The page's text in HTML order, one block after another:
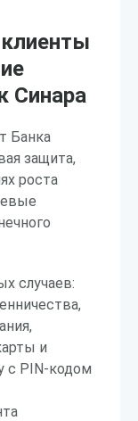
Синара
Банка
защита,
роста
случаев:
и
с PIN-кодом